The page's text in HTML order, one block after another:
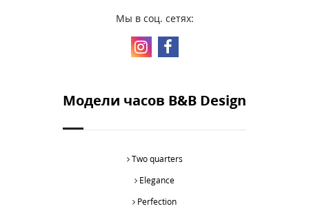
Мы в соц. сетях:
Модели часов B&B Design
Two quarters
Elegance
Perfection